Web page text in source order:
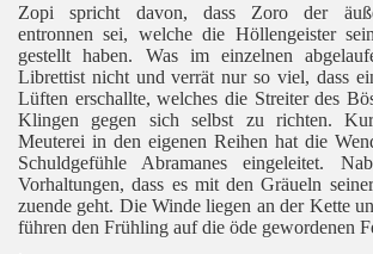
Zopi spricht davon, dass Zoro der
entronnen sei, welche die Höllengeister
gestellt haben. Was im einzelnen
Librettist nicht und verrät nur so viel, dass
Lüften erschallte, welches die Streiter des
Klingen gegen sich selbst zu richten.
Meuterei in den eigenen Reihen hat die
Schuldgefühle Abramanes eingeleitet.
Vorhaltungen, dass es mit den Gräueln
zuende geht. Die Winde liegen an der Kette
führen den Frühling auf die öde gewordenen